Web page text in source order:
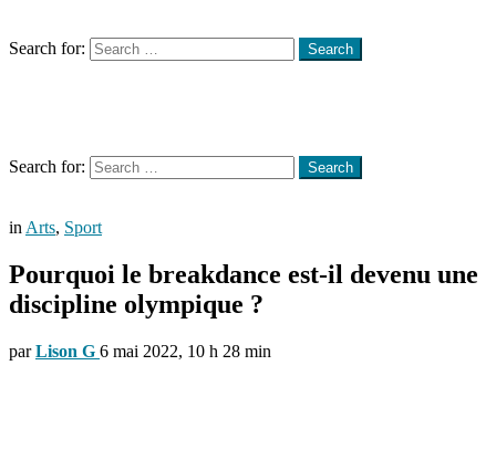
Search for:
Search
Search for:
Search
in Arts, Sport
Pourquoi le breakdance est-il devenu une
discipline olympique ?
par Lison G 6 mai 2022, 10 h 28 min